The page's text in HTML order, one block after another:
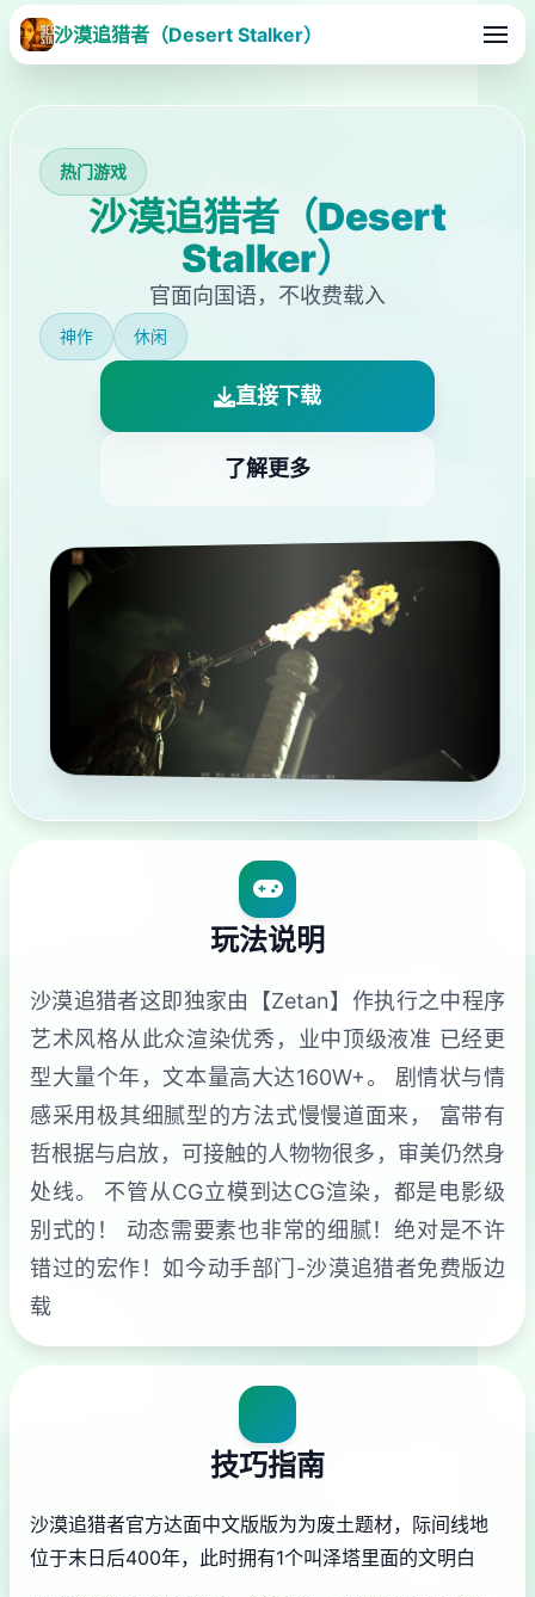
沙漠追猎者（Desert Stalker）
热门游戏
沙漠追猎者（Desert
Stalker）
官面向国语，不收费载入
神作 休闲
直接下载
了解更多
玩法说明
沙漠追猎者这即独家由【Zetan】作执行之中程序
艺术风格从此众渲染优秀，业中顶级液准 已经更
型大量个年，文本量高大达160W+。 剧情状与情
感采用极其细腻型的方法式慢慢道面来， 富带有
哲根据与启放，可接触的人物物很多，审美仍然身
处线。 不管从CG立模到达CG渲染，都是电影级
别式的！ 动态需要素也非常的细腻！绝对是不许
错过的宏作！如今动手部门-沙漠追猎者免费版边
载
技巧指南
沙漠追猎者官方达面中文版版为为废土题材，际间线地
位于末日后400年，此时拥有1个叫泽塔里面的文明白